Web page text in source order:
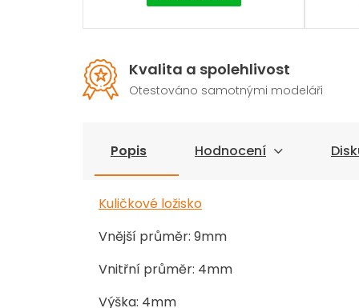
Kvalita a spolehlivost
Otestováno samotnými modeláři
Popis Hodnocení
Kuličkové ložisko
Vnější průměr: 9mm
Vnitřní průměr: 4mm
Výška: 4mm